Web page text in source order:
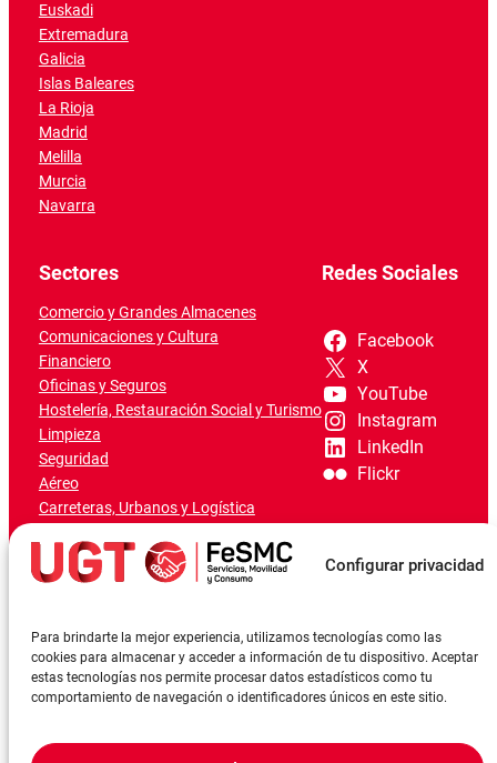
Configurar privacidad
Para brindarte la mejor experiencia, utilizamos tecnologías como las
cookies para almacenar y acceder a información de tu dispositivo. Aceptar
estas tecnologías nos permite procesar datos estadísticos como tu
comportamiento de navegación o identificadores únicos en este sitio.
Euskadi
Extremadura
Galicia
Islas Baleares
La Rioja
Madrid
Melilla
Murcia
Navarra
Sectores
Comercio y Grandes Almacenes
Comunicaciones y Cultura
Financiero
Oficinas y Seguros
Hostelería, Restauración Social y Turismo
Limpieza
Seguridad
Aéreo
Carreteras, Urbanos y Logística
Marítimo-Portuario
Redes Sociales
Facebook
X
YouTube
Instagram
LinkedIn
Flickr